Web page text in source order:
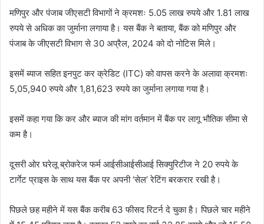
मणिपुर और पंजाब जीएसटी विभागों ने क्रमशः 5.05 लाख रुपये और 1.81 लाख
रुपये से अधिक का जुर्माना लगाया है। यस बैंक ने बताया, बैंक को मणिपुर और
पंजाब के जीएसटी विभाग से 30 अप्रैल, 2024 को दो नोटिस मिले।
इसमें ब्याज सहित इनपुट कर क्रेडिट (ITC) को वापस करने के अलावा क्रमशः
5,05,940 रुपये और 1,81,623 रुपये का जुर्माना लगाया गया है।
इसमें कहा गया कि कर और ब्याज की मांग वर्तमान में बैंक पर लागू भौतिक सीमा से
कम है।
दूसरी ओर घरेलू ब्रोकरेज फर्म आईसीआईसीआई सिक्युरिटीज ने 20 रुपये के
टार्गेट प्राइस के साथ यस बैंक पर अपनी ‘सेल’ रेटिंग बरकरार रखी है।
पिछले छह महीने में यस बैंक करीब 63 फीसद रिटर्न दे चुका है। पिछले चार महीने